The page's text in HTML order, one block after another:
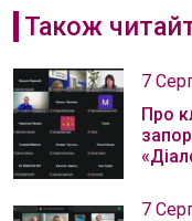
Також
7
Про
7